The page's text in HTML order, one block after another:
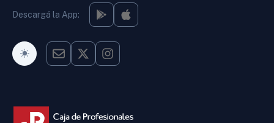
Descargá la App:
Modo Oscuro